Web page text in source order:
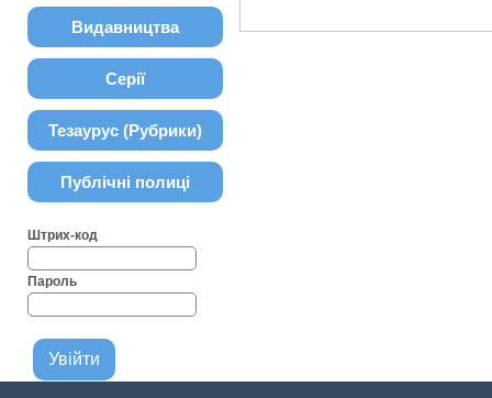
Видавництва
Серії
Тезаурус (Рубрики)
Публічні полиці
Штрих-код
Пароль